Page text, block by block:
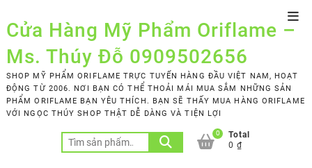
to
content
Cửa Hàng Mỹ Phẩm Oriflame –
Ms. Thúy Đỗ 0909502656
SHOP MỸ PHẨM ORIFLAME TRỰC TUYẾN HÀNG ĐẦU VIỆT NAM, HOẠT
ĐỘNG TỪ 2006. NƠI BẠN CÓ THỂ THOẢI MÁI MUA SẮM NHỮNG SẢN
PHẨM ORIFLAME BẠN YÊU THÍCH. BẠN SẼ THẤY MUA HÀNG ORIFLAME
VỚI NGỌC THÚY SHOP THẬT DỄ DÀNG VÀ TIỆN LỢI
Tìm
kiếm:
0
Total
0 ₫